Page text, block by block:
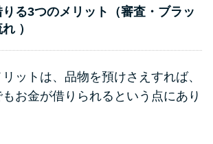
る3つのメリット（審査・ブラッ
）
ットは、品物を預けさえすれば、
お金が借りられるという点にあり